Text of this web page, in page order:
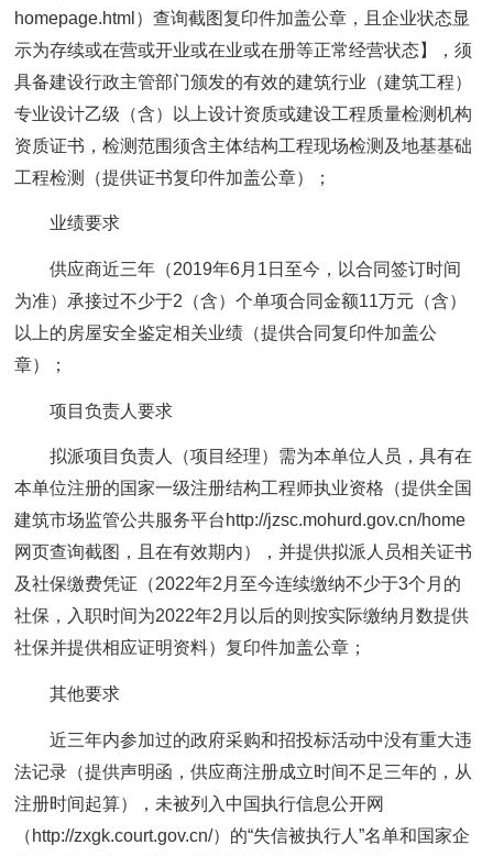
homepage.html）查询截图复印件加盖公章，且企业状态显
示为存续或在营或开业或在业或在册等正常经营状态】，须
具备建设行政主管部门颁发的有效的建筑行业（建筑工程）
专业设计乙级（含）以上设计资质或建设工程质量检测机构
资质证书，检测范围须含主体结构工程现场检测及地基基础
工程检测（提供证书复印件加盖公章）；
业绩要求
供应商近三年（2019年6月1日至今，以合同签订时间
为准）承接过不少于2（含）个单项合同金额11万元（含）
以上的房屋安全鉴定相关业绩（提供合同复印件加盖公
章）；
项目负责人要求
拟派项目负责人（项目经理）需为本单位人员，具有在
本单位注册的国家一级注册结构工程师执业资格（提供全国
建筑市场监管公共服务平台http://jzsc.mohurd.gov.cn/home
网页查询截图，且在有效期内），并提供拟派人员相关证书
及社保缴费凭证（2022年2月至今连续缴纳不少于3个月的
社保，入职时间为2022年2月以后的则按实际缴纳月数提供
社保并提供相应证明资料）复印件加盖公章；
其他要求
近三年内参加过的政府采购和招投标活动中没有重大违
法记录（提供声明函，供应商注册成立时间不足三年的，从
注册时间起算），未被列入中国执行信息公开网
（http://zxgk.court.gov.cn/）的“失信被执行人”名单和国家企